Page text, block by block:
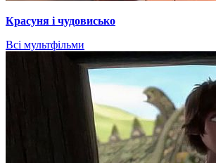
Красуня і чудовисько
Всі мультфільми